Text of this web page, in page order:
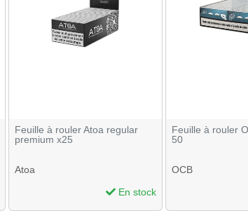
Feuille à rouler Atoa regular
premium x25
Atoa
En stock
Feuille à rouler
50
OCB